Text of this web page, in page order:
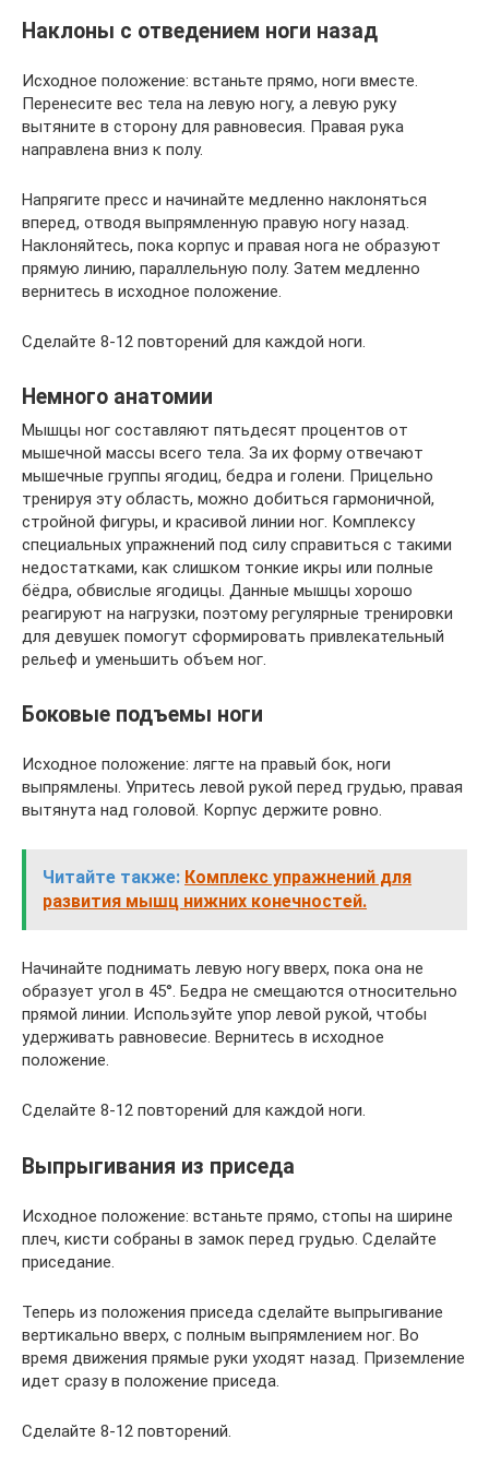
Наклоны с отведением ноги назад
Исходное положение: встаньте прямо, ноги вместе.
Перенесите вес тела на левую ногу, а левую руку
вытяните в сторону для равновесия. Правая рука
направлена вниз к полу.
Напрягите пресс и начинайте медленно наклоняться
вперед, отводя выпрямленную правую ногу назад.
Наклоняйтесь, пока корпус и правая нога не образуют
прямую линию, параллельную полу. Затем медленно
вернитесь в исходное положение.
Сделайте 8-12 повторений для каждой ноги.
Немного анатомии
Мышцы ног составляют пятьдесят процентов от
мышечной массы всего тела. За их форму отвечают
мышечные группы ягодиц, бедра и голени. Прицельно
тренируя эту область, можно добиться гармоничной,
стройной фигуры, и красивой линии ног. Комплексу
специальных упражнений под силу справиться с такими
недостатками, как слишком тонкие икры или полные
бёдра, обвислые ягодицы. Данные мышцы хорошо
реагируют на нагрузки, поэтому регулярные тренировки
для девушек помогут сформировать привлекательный
рельеф и уменьшить объем ног.
Боковые подъемы ноги
Исходное положение: лягте на правый бок, ноги
выпрямлены. Упритесь левой рукой перед грудью, правая
вытянута над головой. Корпус держите ровно.
Читайте также: Комплекс упражнений для
развития мышц нижних конечностей.
Начинайте поднимать левую ногу вверх, пока она не
образует угол в 45°. Бедра не смещаются относительно
прямой линии. Используйте упор левой рукой, чтобы
удерживать равновесие. Вернитесь в исходное
положение.
Сделайте 8-12 повторений для каждой ноги.
Выпрыгивания из приседа
Исходное положение: встаньте прямо, стопы на ширине
плеч, кисти собраны в замок перед грудью. Сделайте
приседание.
Теперь из положения приседа сделайте выпрыгивание
вертикально вверх, с полным выпрямлением ног. Во
время движения прямые руки уходят назад. Приземление
идет сразу в положение приседа.
Сделайте 8-12 повторений.